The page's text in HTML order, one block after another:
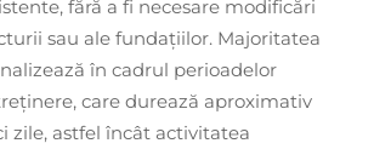
fără a fi necesare modificări
sau ale fundațiilor. Majoritatea
în cadrul perioadelor
care durează aproximativ
zile, astfel încât activitatea